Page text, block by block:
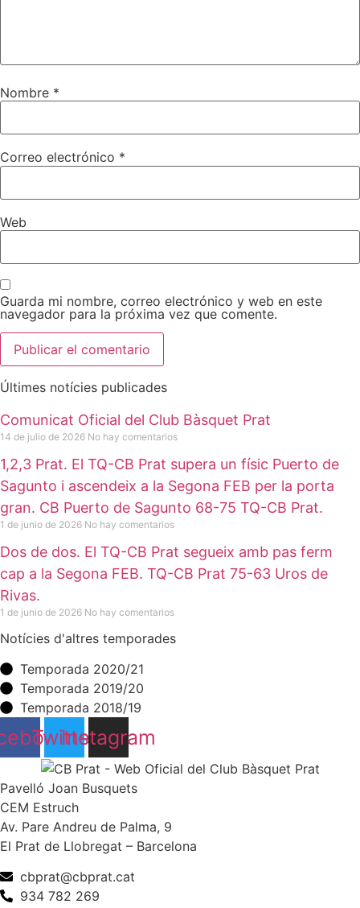
Nombre *
Correo electrónico *
Web
Guarda mi nombre, correo electrónico y web en este
navegador para la próxima vez que comente.
Últimes notícies publicades
Comunicat Oficial del Club Bàsquet Prat
14 de julio de 2026 No hay comentarios
1,2,3 Prat. El TQ-CB Prat supera un físic Puerto de
Sagunto i ascendeix a la Segona FEB per la porta
gran. CB Puerto de Sagunto 68-75 TQ-CB Prat.
1 de junio de 2026 No hay comentarios
Dos de dos. El TQ-CB Prat segueix amb pas ferm
cap a la Segona FEB. TQ-CB Prat 75-63 Uros de
Rivas.
1 de junio de 2026 No hay comentarios
Notícies d'altres temporades
Temporada 2020/21
Temporada 2019/20
Temporada 2018/19
Twitter
Instagram
Pavelló Joan Busquets
CEM Estruch
Av. Pare Andreu de Palma, 9
El Prat de Llobregat – Barcelona
cbprat@cbprat.cat
934 782 269